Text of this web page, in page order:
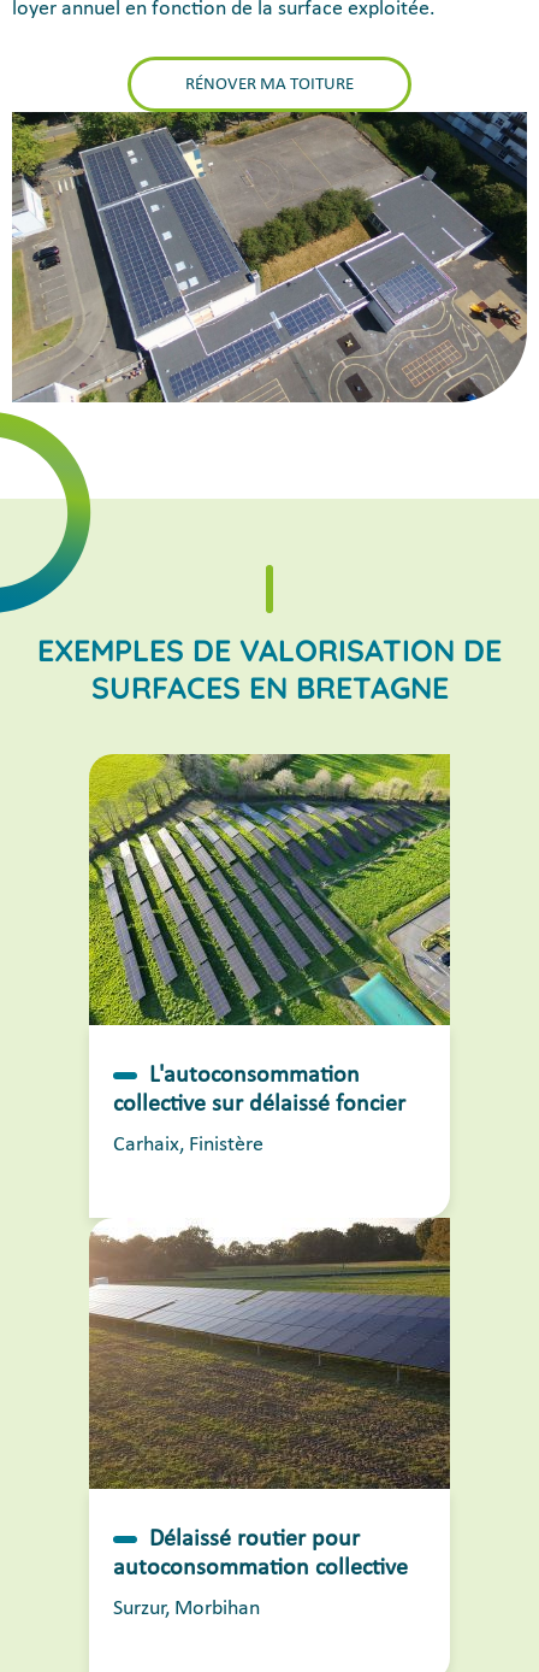
loyer annuel en fonction de la surface exploitée.
RÉNOVER MA TOITURE
EXEMPLES DE VALORISATION DE
SURFACES EN BRETAGNE
L'autoconsommation
collective sur délaissé foncier
Carhaix, Finistère
Délaissé routier pour
autoconsommation collective
Surzur, Morbihan